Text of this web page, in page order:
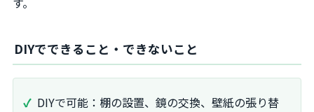
DIYでできること・できないこと
DIYで可能：棚の設置、鏡の交換、壁紙の張り替